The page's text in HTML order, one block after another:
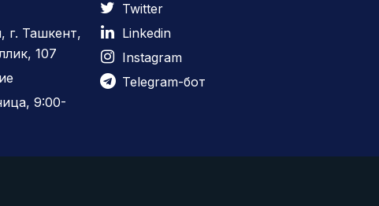
г. Ташкент,
107
9:00-
Twitter
Linkedin
Instagram
Telegram-бот